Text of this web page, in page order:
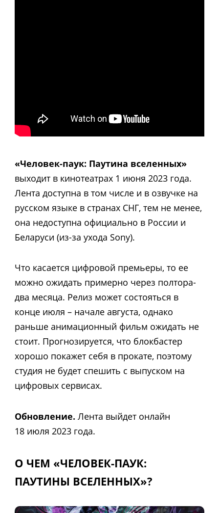
«Человек-паук: Паутина вселенных»
выходит в кинотеатрах 1 июня 2023 года.
Лента доступна в том числе и в озвучке на
русском языке в странах СНГ, тем не менее,
она недоступна официально в России и
Беларуси (из-за ухода Sony).
Что касается цифровой премьеры, то ее
можно ожидать примерно через полтора-
два месяца. Релиз может состояться в
конце июля – начале августа, однако
раньше анимационный фильм ожидать не
стоит. Прогнозируется, что блокбастер
хорошо покажет себя в прокате, поэтому
студия не будет спешить с выпуском на
цифровых сервисах.
Обновление. Лента выйдет онлайн
18 июля 2023 года.
О ЧЕМ «ЧЕЛОВЕК-ПАУК:
ПАУТИНЫ ВСЕЛЕННЫХ»?